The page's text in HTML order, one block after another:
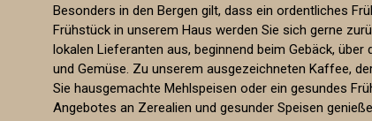
Besonders in den Bergen gilt, dass ein ordentliches
Frühstück in unserem Haus werden Sie sich gerne
lokalen Lieferanten aus, beginnend beim Gebäck,
und Gemüse. Zu unserem ausgezeichneten Kaffee,
Sie hausgemachte Mehlspeisen oder ein gesundes
Angebotes an Zerealien und gesunder Speisen